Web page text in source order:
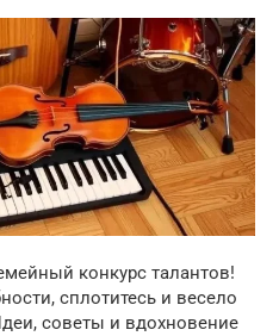
конкурс талантов!
сплотитесь и весело
советы и вдохновение